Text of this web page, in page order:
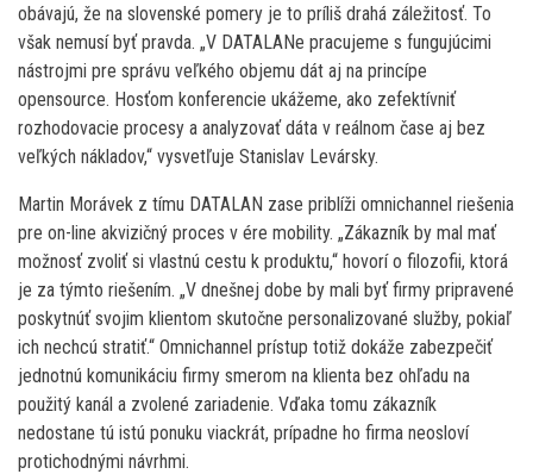
obávajú, že na slovenské pomery je to príliš drahá záležitosť. To
však nemusí byť pravda. „V DATALANe pracujeme s fungujúcimi
nástrojmi pre správu veľkého objemu dát aj na princípe
opensource. Hosťom konferencie ukážeme, ako zefektívniť
rozhodovacie procesy a analyzovať dáta v reálnom čase aj bez
veľkých nákladov,“ vysvetľuje Stanislav Levársky.
Martin Morávek z tímu DATALAN zase priblíži omnichannel riešenia
pre on-line akvizičný proces v ére mobility. „Zákazník by mal mať
možnosť zvoliť si vlastnú cestu k produktu,“ hovorí o filozofii, ktorá
je za týmto riešením. „V dnešnej dobe by mali byť firmy pripravené
poskytnúť svojim klientom skutočne personalizované služby, pokiaľ
ich nechcú stratiť.“ Omnichannel prístup totiž dokáže zabezpečiť
jednotnú komunikáciu firmy smerom na klienta bez ohľadu na
použitý kanál a zvolené zariadenie. Vďaka tomu zákazník
nedostane tú istú ponuku viackrát, prípadne ho firma neosloví
protichodnými návrhmi.